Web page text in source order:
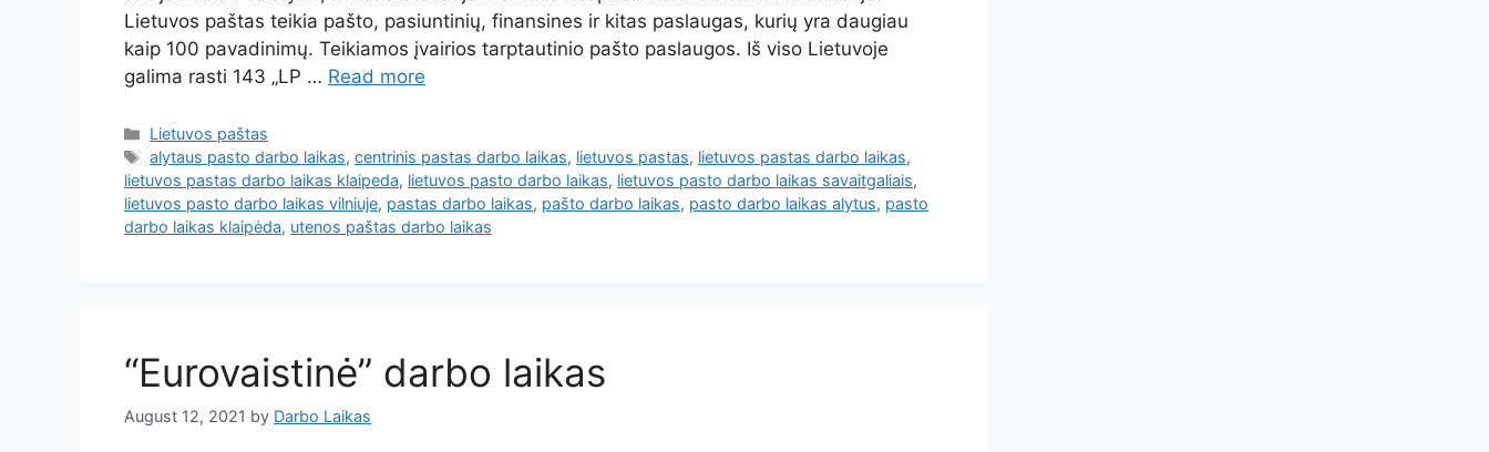
Lietuvos paštas teikia pašto, pasiuntinių, finansines ir kitas paslaugas, kurių yra daugiau
kaip 100 pavadinimų. Teikiamos įvairios tarptautinio pašto paslaugos. Iš viso Lietuvoje
galima rasti 143 „LP … Read more
Lietuvos paštas
alytaus pasto darbo laikas,centrinis pastas darbo laikas, lietuvos pastas, lietuvos pastas darbo laikas,
lietuvos pastas darbo laikas klaipeda, lietuvos pasto darbo laikas, lietuvos pasto darbo laikas savaitgaliais,
lietuvos pasto darbo laikas vilniuje, pastas darbo laikas, pašto darbo laikas, pasto darbo laikas alytus, pasto
darbo laikas klaipėda, utenos paštas darbo laikas
“Eurovaistinė” darbo laikas
August 12, 2021 by Darbo Laikas